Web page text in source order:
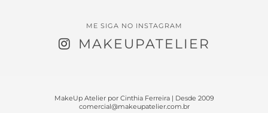
ME SIGA NO INSTAGRAM
MAKEUPATELIER
MakeUp Atelier por Cinthia Ferreira | Desde 2009
comercial@makeupatelier.com.br